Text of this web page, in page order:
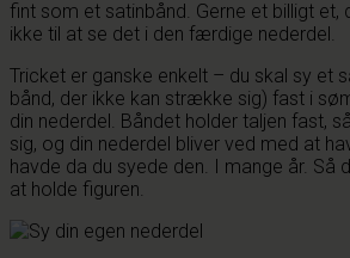
fint som et satinbånd. Gerne et billigt et,
ikke til at se det i den færdige nederdel.
Tricket er ganske enkelt – du skal sy et
bånd, der ikke kan strække sig) fast i
din nederdel. Båndet holder taljen fast,
sig, og din nederdel bliver ved med at
havde da du syede den. I mange år. Så
at holde figuren.